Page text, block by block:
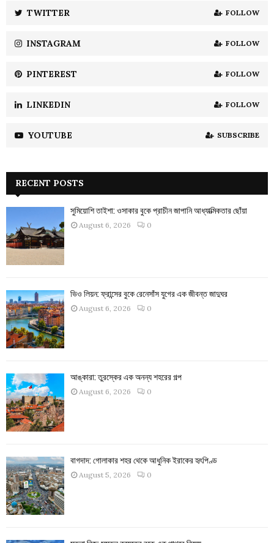
H
TWITTER FOLLOW
INSTAGRAM FOLLOW
PINTEREST FOLLOW
LINKEDIN FOLLOW
YOUTUBE SUBSCRIBE
RECENT POSTS
সুমিয়োশি তাইশা: ওসাকার বুকে প্রাচীন জাপানি আধ্যাত্মিকতার ছোঁয়া
August 6, 2026 0
ভিও লিয়ন: ফ্রান্সের বুকে রেনেসাঁস যুগের এক জীবন্ত জাদুঘর
August 6, 2026 0
আঙ্কারা: তুরস্কের এক অনন্য শহরের গল্প
August 6, 2026 0
বাগদাদ: গোলাকার শহর থেকে আধুনিক ইরাকের হৃৎপিণ্ড
August 5, 2026 0